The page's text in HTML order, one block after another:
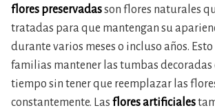
flores preservadasson flores naturales
tratadas para que mantengan su
durante varios meses o incluso años.
familias mantener las tumbas decoradas
tiempo sin tener que reemplazar las
constantemente. Las flores artificiales